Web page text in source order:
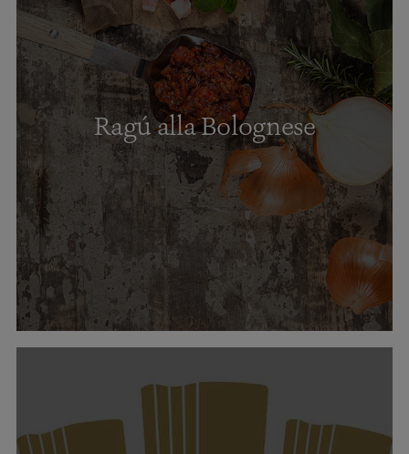
Ragú alla Bolognese